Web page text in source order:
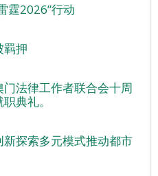
霆2026”行动
羁押
法律工作者联合会十周
典礼。
探索多元模式推动都市